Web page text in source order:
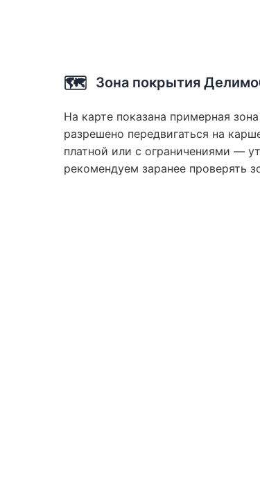
🗺️ Зона покрытия
На карте показана примерная
разрешено передвигаться на
платной или с ограничениями —
рекомендуем заранее проверять